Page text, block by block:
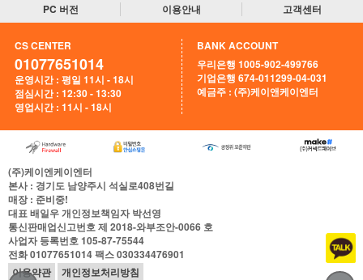
PC 버전 이용안내 고객센터
CS CENTER
01077651014
운영시간 : 평일 11시 - 18시
점심시간 : 12:30 - 13:30
영업시간 : 11시 - 18시
BANK ACCOUNT
우리은행 1005-902-499766
기업은행 674-011299-04-031
예금주 : (주)케이앤케이엔터
(주)케이엔케이엔터
본사: 경기도 남양주시 석실로408번길
매장: 준비중!
대표배일우개인정보책임자박선영
통신판매업신고번호제 2018-와부조안-0066 호
사업자 등록번호105-87-75544
전화01077651014팩스030334476901
이용약관
개인정보처리방침